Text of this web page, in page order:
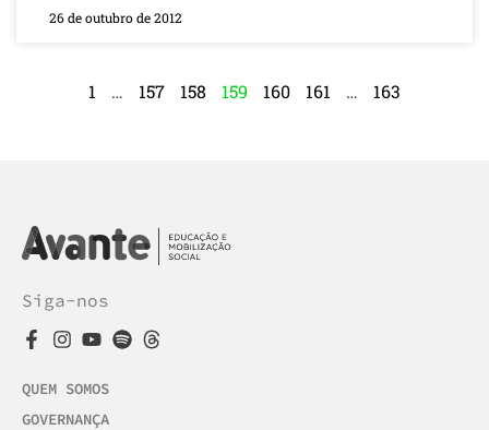
26 de outubro de 2012
1 … 157 158 159 160 161 … 163
Siga-nos
QUEM SOMOS
GOVERNANÇA